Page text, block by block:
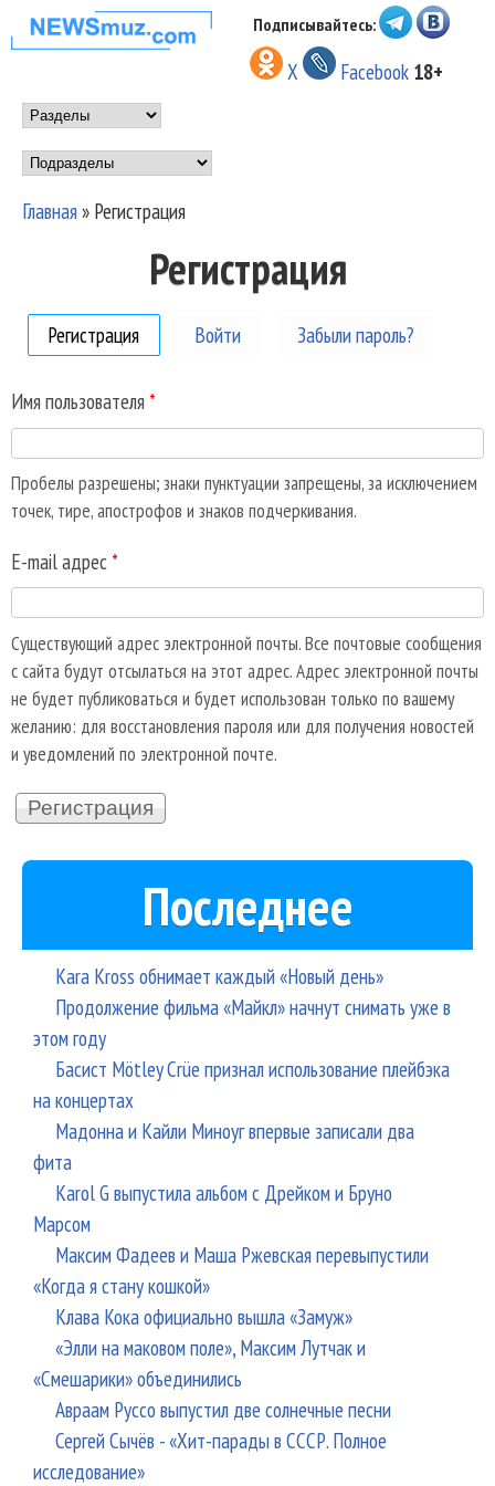
Перейти к основному
содержанию
НОВОСТИ
МУЗЫКИ И
ШОУ БИЗНЕСА
NEWSMUZ.COM
Подписывайтесь:
X Facebook 18+
Main menu
Подразделы
Главная» Регистрация
Регистрация
Регистрация (активная вкладка)
Войти Забыли пароль?
Имя пользователя *
Пробелы разрешены; знаки пунктуации запрещены, за исключением
точек, тире, апострофов и знаков подчеркивания.
E-mail адрес *
Существующий адрес электронной почты. Все почтовые сообщения
с сайта будут отсылаться на этот адрес. Адрес электронной почты
не будет публиковаться и будет использован только по вашему
желанию: для восстановления пароля или для получения новостей
и уведомлений по электронной почте.
Последнее
Kara Kross обнимает каждый «Новый день»
Продолжение фильма «Майкл» начнут снимать уже в
этом году
Басист Mötley Crüe признал использование плейбэка
на концертах
Мадонна и Кайли Миноуг впервые записали два
фита
Karol G выпустила альбом с Дрейком и Бруно
Марсом
Максим Фадеев и Маша Ржевская перевыпустили
«Когда я стану кошкой»
Клава Кока официально вышла «Замуж»
«Элли на маковом поле», Максим Лутчак и
«Смешарики» объединились
Авраам Руссо выпустил две солнечные песни
Сергей Сычёв - «Хит-парады в СССР. Полное
исследование»